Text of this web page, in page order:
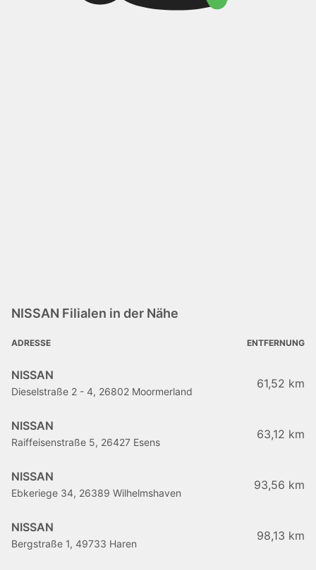
NISSAN Filialen in der Nähe
ADRESSE ENTFERNUNG
NISSAN
Dieselstraße 2 - 4, 26802 Moormerland
61,52 km
NISSAN
Raiffeisenstraße 5, 26427 Esens
63,12 km
NISSAN
Ebkeriege 34, 26389 Wilhelmshaven
93,56 km
NISSAN
Bergstraße 1, 49733 Haren
98,13 km